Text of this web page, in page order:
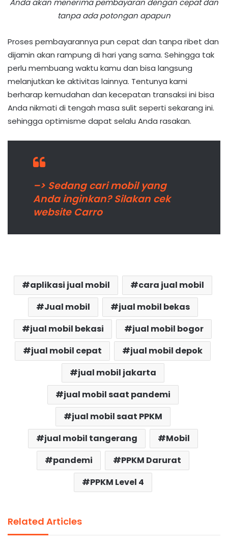
Anda akan menerima pembayaran dengan cepat dan
tanpa ada potongan apapun
Proses pembayarannya pun cepat dan tanpa ribet dan
dijamin akan rampung di hari yang sama. Sehingga tak
perlu membuang waktu kamu dan bisa langsung
melanjutkan ke aktivitas lainnya. Tentunya kami
berharap kemudahan dan kecepatan transaksi ini bisa
Anda nikmati di tengah masa sulit seperti sekarang ini.
sehingga optimisme dapat selalu Anda rasakan.
–> Sedang cari mobil yang
Anda inginkan? Silakan cek
website Carro
aplikasi jual mobil
cara jual mobil
Jual mobil
jual mobil bekas
jual mobil bekasi
jual mobil bogor
jual mobil cepat
jual mobil depok
jual mobil jakarta
jual mobil saat pandemi
jual mobil saat PPKM
jual mobil tangerang
Mobil
pandemi
PPKM Darurat
PPKM Level 4
Related Articles